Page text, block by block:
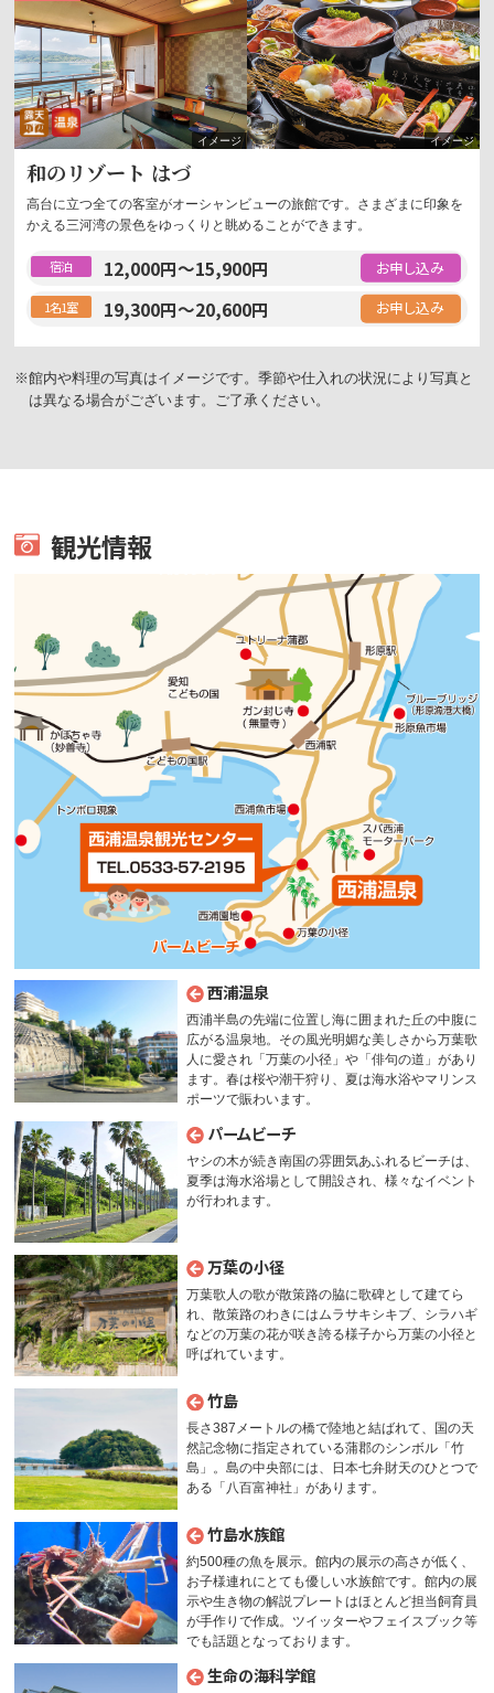
露天風呂
温泉
和のリゾート はづ
高台に立つ全ての客室がオーシャンビューの旅館です。さまざまに印象を
かえる三河湾の景色をゆっくりと眺めることができます。
宿泊 12,000円～15,900円
1名1室 19,300円～20,600円
館内や料理の写真はイメージです。季節や仕入れの状況により写真と
は異なる場合がございます。ご了承ください。
観光情報
西浦温泉
西浦半島の先端に位置し海に囲まれた丘の中腹に
広がる温泉地。その風光明媚な美しさから万葉歌
人に愛され「万葉の小径」や「俳句の道」があり
ます。春は桜や潮干狩り、夏は海水浴やマリンス
ポーツで賑わいます。
パームビーチ
ヤシの木が続き南国の雰囲気あふれるビーチは、
夏季は海水浴場として開設され、様々なイベント
が行われます。
万葉の小径
万葉歌人の歌が散策路の脇に歌碑として建てら
れ、散策路のわきにはムラサキシキブ、シラハギ
などの万葉の花が咲き誇る様子から万葉の小径と
呼ばれています。
竹島
長さ387メートルの橋で陸地と結ばれて、国の天
然記念物に指定されている蒲郡のシンボル「竹
島」。島の中央部には、日本七弁財天のひとつで
ある「八百富神社」があります。
竹島水族館
約500種の魚を展示。館内の展示の高さが低く、
お子様連れにとても優しい水族館です。館内の展
示や生き物の解説プレートはほとんど担当飼育員
が手作りで作成。ツイッターやフェイスブック等
でも話題となっております。
生命の海科学館